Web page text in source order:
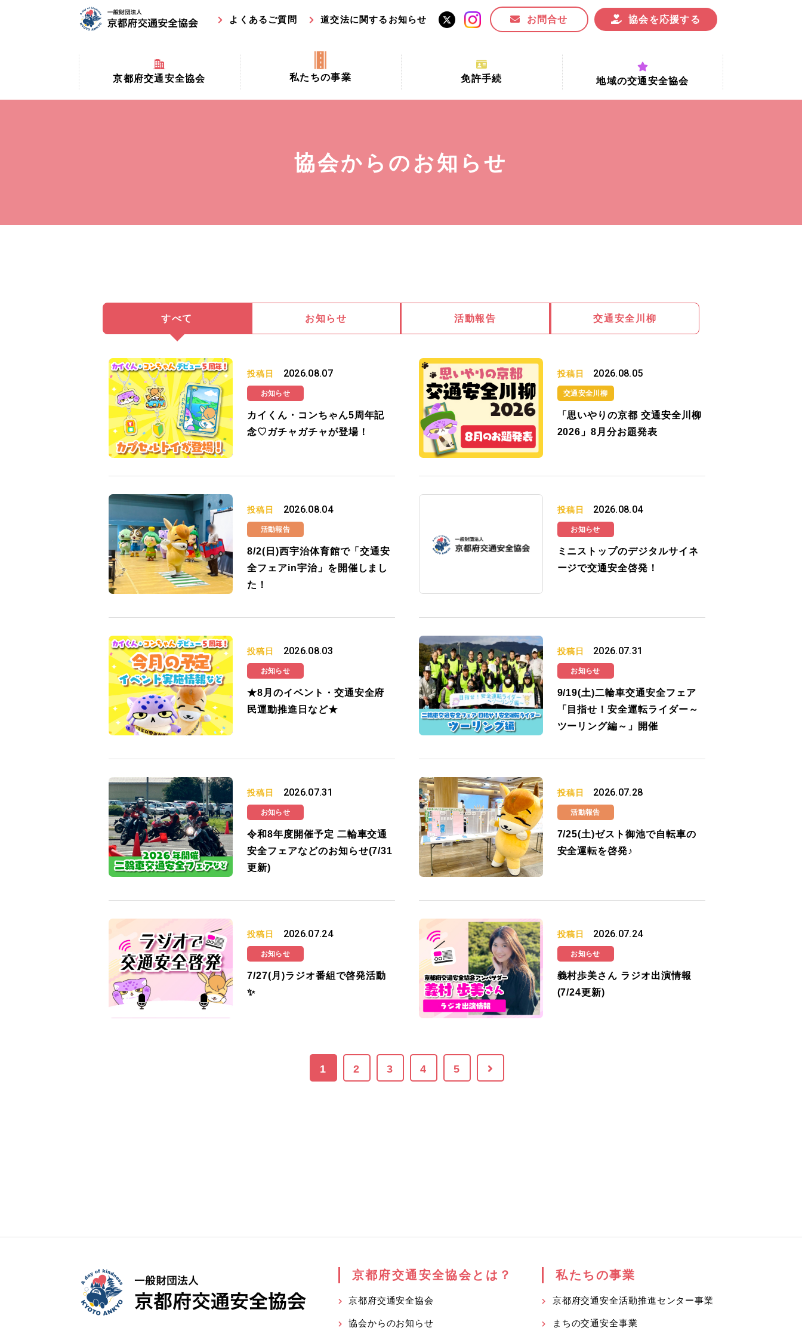
よくあるご質問 道交法に関するお知らせ お問合せ 協会を応援する
京都府交通安全協会
京都府交通安全協会とは？
私たちの事業
京都府交通安全活動推進センター事業
交通安全協力金の活用事業
免許手続
手続場所の対象者及び受付時間
講習時間
地域の交通安全協会
協会からのお知らせ
すべて お知らせ 活動報告 交通安全川柳
投稿日 2026.08.07
お知らせ
カイくん・コンちゃん5周年記
念♡ガチャガチャが登場！
投稿日 2026.08.05
交通安全川柳
「思いやりの京都 交通安全川柳
2026」8月分お題発表
投稿日 2026.08.04
活動報告
8/2(日)西宇治体育館で「交通安
全フェアin宇治」を開催しまし
た！
投稿日 2026.08.04
お知らせ
ミニストップのデジタルサイネ
ージで交通安全啓発！
投稿日 2026.08.03
お知らせ
★8月のイベント・交通安全府
民運動推進日など★
投稿日 2026.07.31
お知らせ
9/19(土)二輪車交通安全フェア
「目指せ！安全運転ライダー～
ツーリング編～」開催
投稿日 2026.07.31
お知らせ
令和8年度開催予定 二輪車交通
安全フェアなどのお知らせ(7/31
更新)
投稿日 2026.07.28
活動報告
7/25(土)ゼスト御池で自転車の
安全運転を啓発♪
投稿日 2026.07.24
お知らせ
7/27(月)ラジオ番組で啓発活動
✨
投稿日 2026.07.24
お知らせ
義村歩美さん ラジオ出演情報
(7/24更新)
1 2 3 4 5
京都府交通安全協会とは？
京都府交通安全協会
協会からのお知らせ
私たちの事業
京都府交通安全活動推進センター事業
まちの交通安全事業